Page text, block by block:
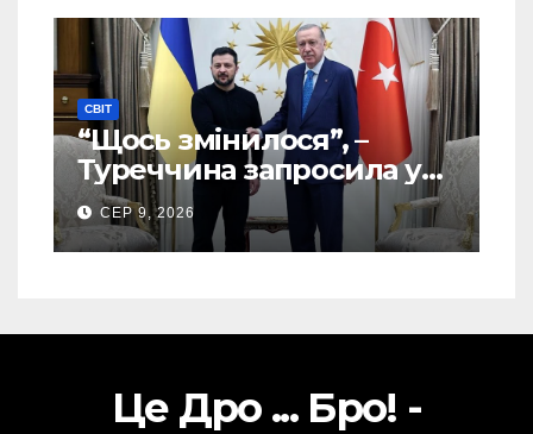
СВІТ
“Щось змінилося”, –
Туреччина запросила у
США дозвіл передати
Україні ATACMS та M270
СЕР 9, 2026
Це Дро ... Бро! -